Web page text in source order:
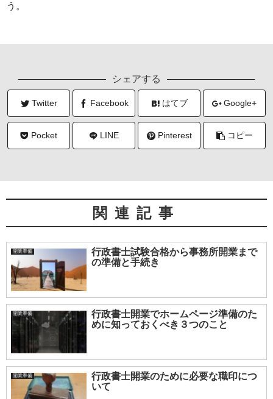
う。
シェアする
Twitter Facebook はてブ Google+
Pocket LINE Pinterest コピー
関連記事
開業準備
行政書士試験合格から事務所開業まで
の準備と手続き
開業準備
行政書士開業でホームページ準備のた
めに知っておくべき３つのこと
開業準備
行政書士開業のために必要な職印につ
いて